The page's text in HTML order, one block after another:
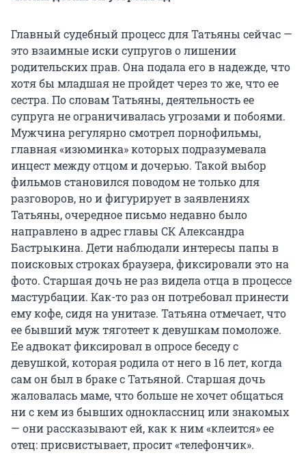
Главный судебный процесс для Татьяны сейчас —
это взаимные иски супругов о лишении
родительских прав. Она подала его в надежде, что
хотя бы младшая не пройдет через то же, что ее
сестра. По словам Татьяны, деятельность ее
супруга не ограничивалась угрозами и побоями.
Мужчина регулярно смотрел порнофильмы,
главная «изюминка» которых подразумевала
инцест между отцом и дочерью. Такой выбор
фильмов становился поводом не только для
разговоров, но и фигурирует в заявлениях
Татьяны, очередное письмо недавно было
направлено в адрес главы СК Александра
Бастрыкина. Дети наблюдали интересы папы в
поисковых строках браузера, фиксировали это на
фото. Старшая дочь не раз видела отца в процессе
мастурбации. Как-то раз он потребовал принести
ему кофе, сидя на унитазе. Татьяна отмечает, что
ее бывший муж тяготеет к девушкам помоложе.
Ее адвокат фиксировал в опросе беседу с
девушкой, которая родила от него в 16 лет, когда
сам он был в браке с Татьяной. Старшая дочь
жаловалась маме, что больше не хочет общаться
ни с кем из бывших одноклассниц или знакомых
— они рассказывают ей, как к ним «клеится» ее
отец: присвистывает, просит «телефончик».